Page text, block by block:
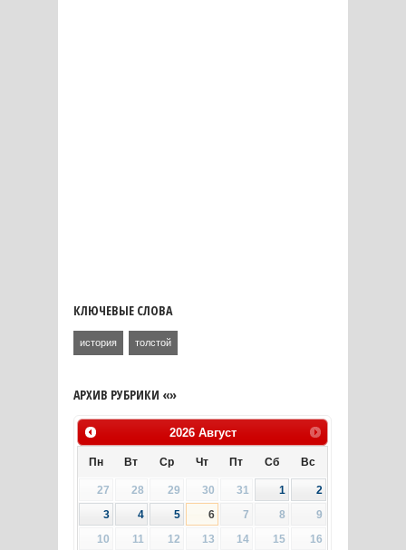
КЛЮЧЕВЫЕ СЛОВА
история толстой
АРХИВ РУБРИКИ «»
2026 Август
Пн Вт Ср Чт Пт Сб Вс
27 28 29 30 31 1
2
3
4 5 6 7 8
9
10
11 12 13 14 15
16